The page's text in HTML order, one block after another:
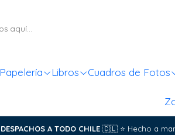
Papelería Libros Cuadros de Fotos
DESPACHOS A TODO CHILE 🇨🇱 ⭐ Hecho a